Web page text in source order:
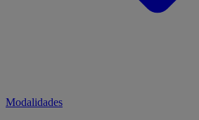
Modalidades